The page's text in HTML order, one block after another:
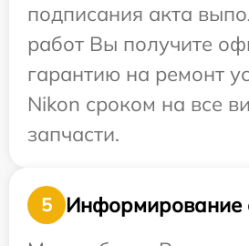
подписания акта
работ Вы получите
гарантию на ремонт
Nikon сроком на все
запчасти.
5
Информирование